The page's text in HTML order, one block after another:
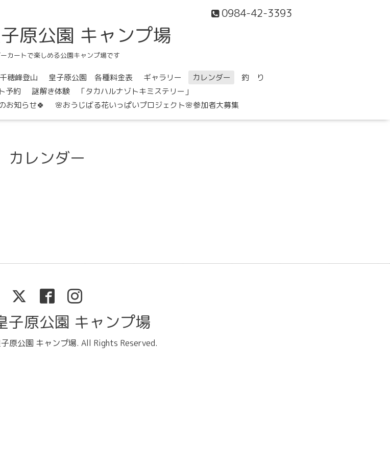
0984-42-3393
原公園 キャンプ場
カートで楽しめる公園キャンプ場です
穂峰登山 皇子原公園 各種料金表 ギャラリー カレンダー
釣 り
予約
謎解き体験 「タカハルナゾトキミステリー」
お知らせ🍀
🌸おうじばる花いっぱいプロジェクト🌸参加者大募集
カレンダー
子原公園 キャンプ場
原公園 キャンプ場. All Rights Reserved.